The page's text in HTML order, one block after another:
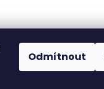
Odmítnout